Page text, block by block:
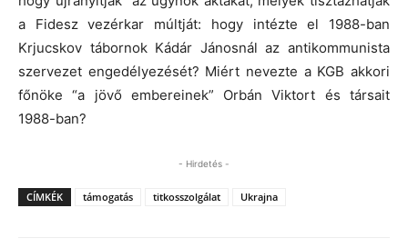
a Fidesz vezérkar múltját: hogy intézte el 1988-ban
Krjucskov tábornok Kádár Jánosnál az antikommunista
szervezet engedélyezését? Miért nevezte a KGB akkori
főnöke “a jövő embereinek” Orbán Viktort és társait
1988-ban?
- Hirdetés -
CÍMKÉK támogatás titkosszolgálat Ukrajna